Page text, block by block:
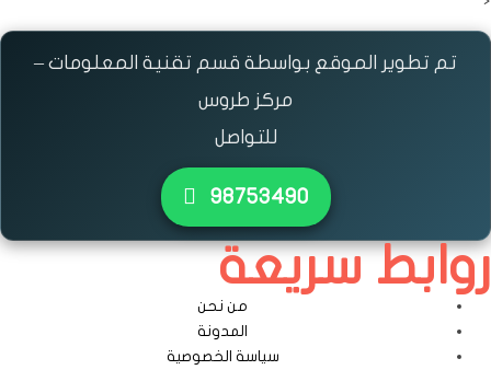
تم تطوير الموقع بواسطة قسم تقنية المعلومات –
مركز طروس
للتواصل
٩٨٧٥٣٤٩٠
روابط سريعة
من نحن
المدونة
سياسة الخصوصية